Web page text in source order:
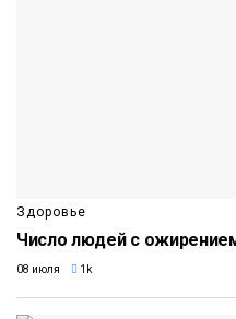
Здоровье
Число людей с
08 июля 1k